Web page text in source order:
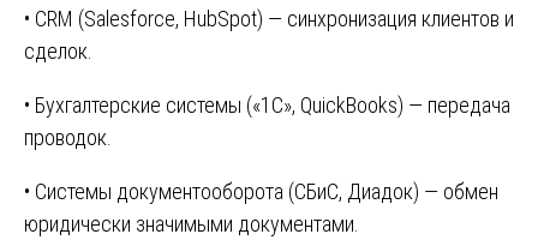
• CRM (Salesforce, HubSpot) — синхронизация клиентов и
сделок.
• Бухгалтерские системы («1С», QuickBooks) — передача
проводок.
• Системы документооборота (СБиС, Диадок) — обмен
юридически значимыми документами.